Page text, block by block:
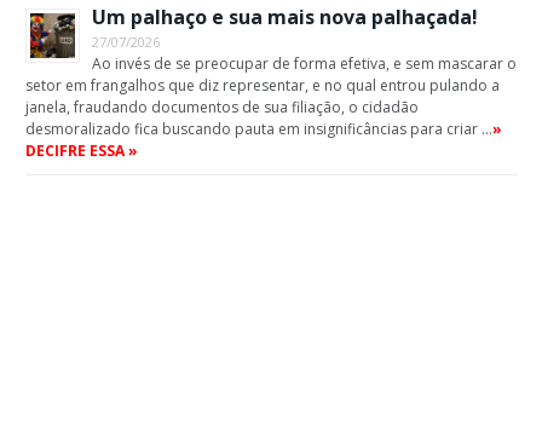
Um palhaço e sua mais nova palhaçada!
27/07/2026
Ao invés de se preocupar de forma efetiva, e sem mascarar o
setor em frangalhos que diz representar, e no qual entrou pulando a
janela, fraudando documentos de sua filiação, o cidadão
desmoralizado fica buscando pauta em insignificâncias para criar …»
DECIFRE ESSA »